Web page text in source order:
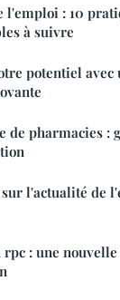
l'emploi : 10
à suivre
potentiel avec
de pharmacies :
sur l'actualité de
: une